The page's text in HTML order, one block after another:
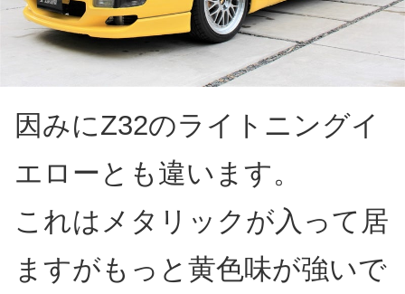
因みにZ32のライトニングイ
エローとも違います。
これはメタリックが入って居
ますがもっと黄色味が強いで